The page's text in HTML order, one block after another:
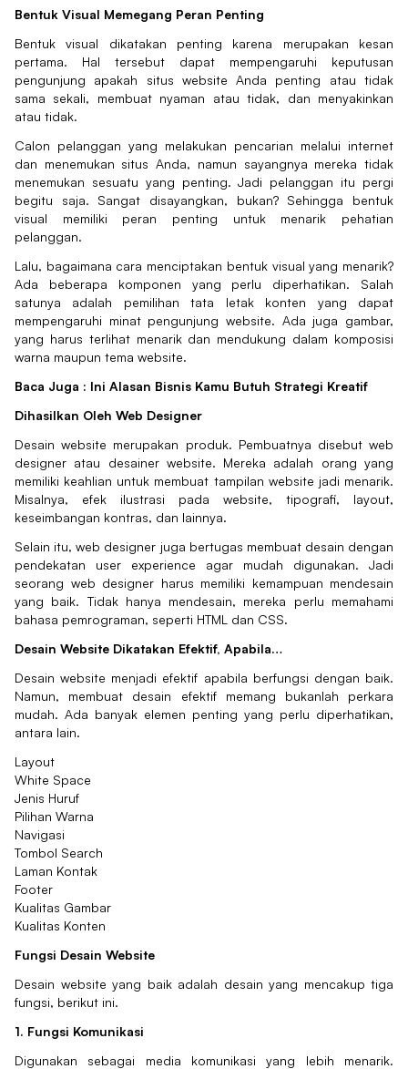
Bentuk Visual Memegang Peran Penting
Bentuk visual dikatakan penting karena merupakan kesan
pertama. Hal tersebut dapat mempengaruhi keputusan
pengunjung apakah situs website Anda penting atau tidak
sama sekali, membuat nyaman atau tidak, dan menyakinkan
atau tidak.
Calon pelanggan yang melakukan pencarian melalui internet
dan menemukan situs Anda, namun sayangnya mereka tidak
menemukan sesuatu yang penting. Jadi pelanggan itu pergi
begitu saja. Sangat disayangkan, bukan? Sehingga bentuk
visual memiliki peran penting untuk menarik pehatian
pelanggan.
Lalu, bagaimana cara menciptakan bentuk visual yang menarik?
Ada beberapa komponen yang perlu diperhatikan. Salah
satunya adalah pemilihan tata letak konten yang dapat
mempengaruhi minat pengunjung website. Ada juga gambar,
yang harus terlihat menarik dan mendukung dalam komposisi
warna maupun tema website.
Baca Juga : Ini Alasan Bisnis Kamu Butuh Strategi Kreatif
Dihasilkan Oleh Web Designer
Desain website merupakan produk. Pembuatnya disebut web
designer atau desainer website. Mereka adalah orang yang
memiliki keahlian untuk membuat tampilan website jadi menarik.
Misalnya, efek ilustrasi pada website, tipografi, layout,
keseimbangan kontras, dan lainnya.
Selain itu, web designer juga bertugas membuat desain dengan
pendekatan user experience agar mudah digunakan. Jadi
seorang web designer harus memiliki kemampuan mendesain
yang baik. Tidak hanya mendesain, mereka perlu memahami
bahasa pemrograman, seperti HTML dan CSS.
Desain Website Dikatakan Efektif, Apabila…
Desain website menjadi efektif apabila berfungsi dengan baik.
Namun, membuat desain efektif memang bukanlah perkara
mudah. Ada banyak elemen penting yang perlu diperhatikan,
antara lain.
Layout
White Space
Jenis Huruf
Pilihan Warna
Navigasi
Tombol Search
Laman Kontak
Footer
Kualitas Gambar
Kualitas Konten
Fungsi Desain Website
Desain website yang baik adalah desain yang mencakup tiga
fungsi, berikut ini.
1. Fungsi Komunikasi
Digunakan sebagai media komunikasi yang lebih menarik.